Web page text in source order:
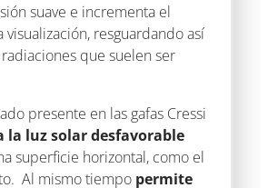
suave e incrementa el
visualización, resguardando así
que suelen ser
presente en las gafas Cressi
la luz solar desfavorable
superficie horizontal, como el
Al mismo tiempo permite